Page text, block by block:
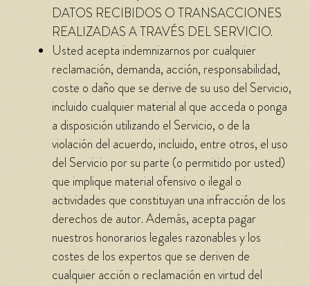
DATOS RECIBIDOS O TRANSACCIONES
REALIZADAS A TRAVÉS DEL SERVICIO.
Usted acepta indemnizarnos por cualquier
reclamación, demanda, acción, responsabilidad,
coste o daño que se derive de su uso del Servicio,
incluido cualquier material al que acceda o ponga
a disposición utilizando el Servicio, o de la
violación del acuerdo, incluido, entre otros, el uso
del Servicio por su parte (o permitido por usted)
que implique material ofensivo o ilegal o
actividades que constituyan una infracción de los
derechos de autor. Además, acepta pagar
nuestros honorarios legales razonables y los
costes de los expertos que se deriven de
cualquier acción o reclamación en virtud del